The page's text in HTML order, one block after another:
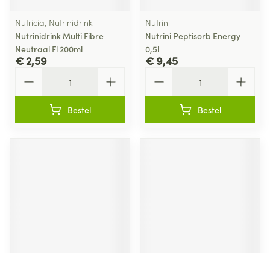
Nutricia, Nutrinidrink
Nutrinidrink Multi Fibre
Neutraal Fl 200ml
€ 2,59
Bestel
Nutrini
Nutrini Peptisorb Energy
0,5l
€ 9,45
Bestel